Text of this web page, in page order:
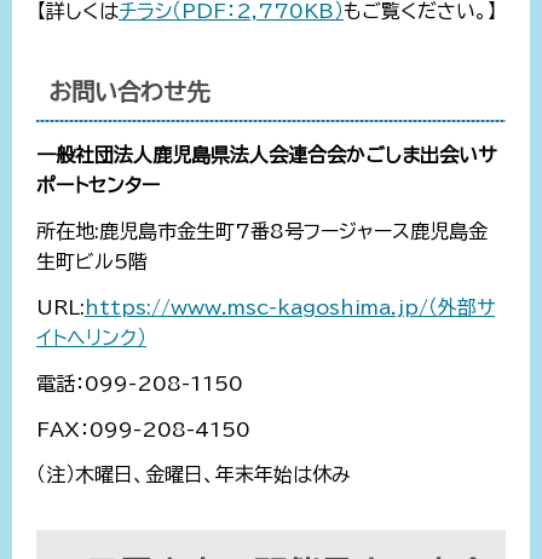
【詳しくはチラシ（PDF：2,770KB）もご覧ください。】
お問い合わせ先
一般社団法人鹿児島県法人会連合会かごしま出会いサ
ポートセンター
所在地:鹿児島市金生町7番8号フージャース鹿児島金
生町ビル5階
URL: https://www.msc-kagoshima.jp/（外部サ
イトへリンク）
電話：099-208-1150
FAX：099-208-4150
（注）木曜日、金曜日、年末年始は休み